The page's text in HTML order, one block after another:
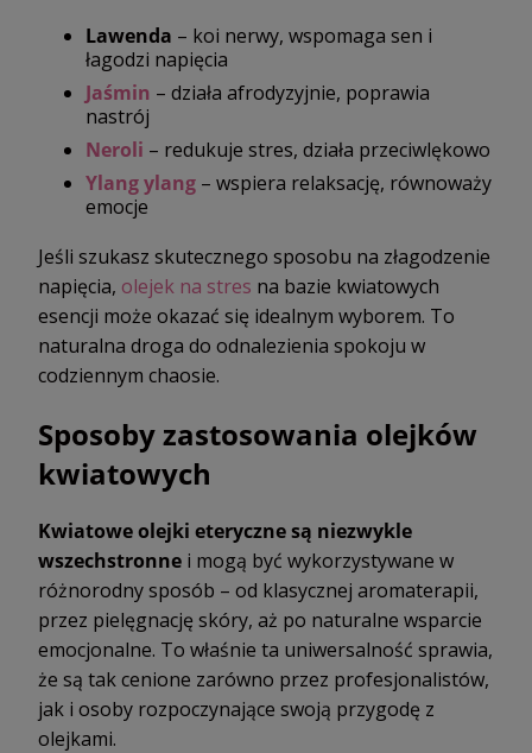
Lawenda – koi nerwy, wspomaga sen i
łagodzi napięcia
Jaśmin – działa afrodyzyjnie, poprawia
nastrój
Neroli – redukuje stres, działa przeciwlękowo
Ylang ylang – wspiera relaksację, równoważy
emocje
Jeśli szukasz skutecznego sposobu na złagodzenie
napięcia, olejek na stres na bazie kwiatowych
esencji może okazać się idealnym wyborem. To
naturalna droga do odnalezienia spokoju w
codziennym chaosie.
Sposoby zastosowania olejków
kwiatowych
Kwiatowe olejki eteryczne są niezwykle
wszechstronne i mogą być wykorzystywane w
różnorodny sposób – od klasycznej aromaterapii,
przez pielęgnację skóry, aż po naturalne wsparcie
emocjonalne. To właśnie ta uniwersalność sprawia,
że są tak cenione zarówno przez profesjonalistów,
jak i osoby rozpoczynające swoją przygodę z
olejkami.